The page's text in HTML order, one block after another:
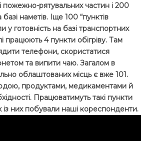
пожежно-рятувальних частин і 200
наметів. Іще 100 “пунктів
у готовність на базі транспортних
працюють 4 пункти обігріву. Там
телефони, скористатися
та випити чаю. Загалом в
облаштованих місць є вже 101.
продуктами, медикаментами й
Працюватимуть такі пункти
них побували наші кореспонденти.